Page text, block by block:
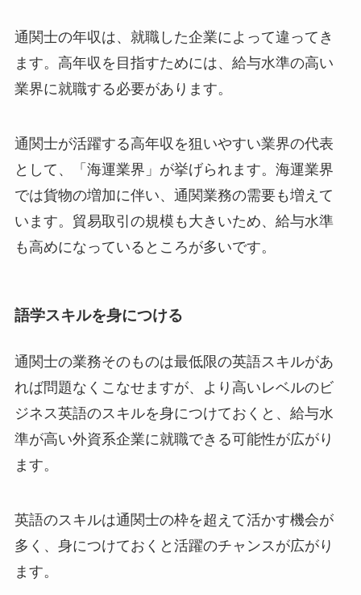
通関士の年収は、就職した企業によって違ってき
ます。高年収を目指すためには、給与水準の高い
業界に就職する必要があります。
通関士が活躍する高年収を狙いやすい業界の代表
として、「海運業界」が挙げられます。海運業界
では貨物の増加に伴い、通関業務の需要も増えて
います。貿易取引の規模も大きいため、給与水準
も高めになっているところが多いです。
語学スキルを身につける
通関士の業務そのものは最低限の英語スキルがあ
れば問題なくこなせますが、より高いレベルのビ
ジネス英語のスキルを身につけておくと、給与水
準が高い外資系企業に就職できる可能性が広がり
ます。
英語のスキルは通関士の枠を超えて活かす機会が
多く、身につけておくと活躍のチャンスが広がり
ます。